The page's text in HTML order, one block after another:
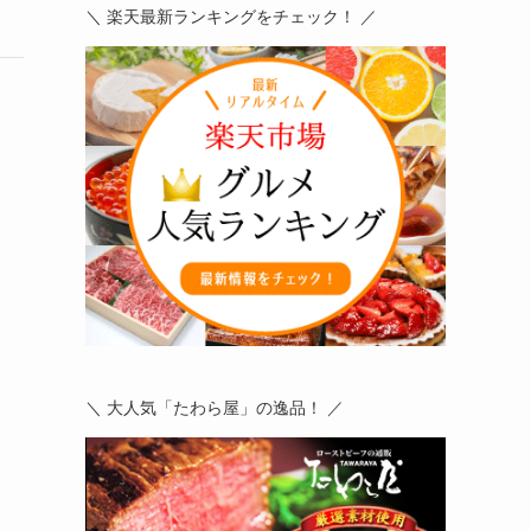
＼ 楽天最新ランキングをチェック！ ／
＼ 大人気「たわら屋」の逸品！ ／